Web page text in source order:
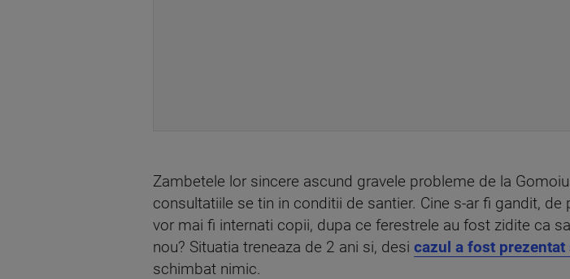
Zambetele lor sincere ascund gravele probleme de la
consultatiile se tin in conditii de santier. Cine s-ar fi gandit,
vor mai fi internati copii, dupa ce ferestrele au fost zidite ca
nou? Situatia treneaza de 2 ani si, desi cazul a fost prezentat
schimbat nimic.